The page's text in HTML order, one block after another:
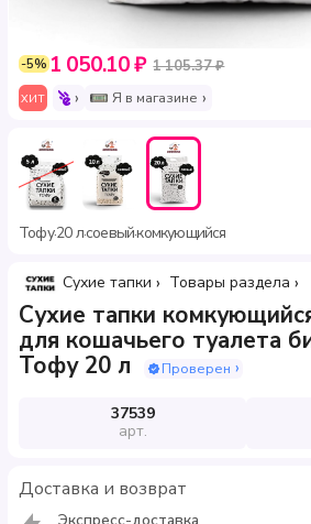
-5% 1 050.10 ₽ 1 105.37 ₽
ХИТ Я в магазине
Тофу·20 л·соевый·комкующийся
Сухие тапки Товары раздела
Сухие тапки
для кошачьего туалета
Тофу 20 л
Проверен
37539
арт.
Доставка и возврат